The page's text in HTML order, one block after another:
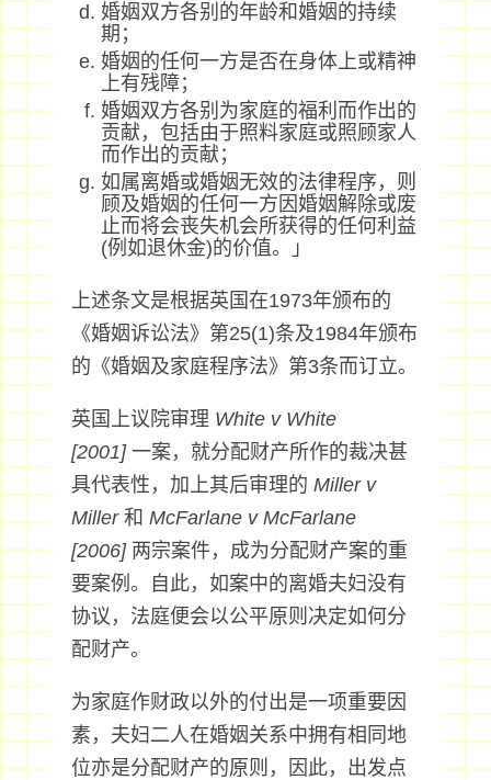
婚姻双方各别的年龄和婚姻的持续
期；
婚姻的任何一方是否在身体上或精神
上有残障；
婚姻双方各别为家庭的福利而作出的
贡献，包括由于照料家庭或照顾家人
而作出的贡献；
如属离婚或婚姻无效的法律程序，则
顾及婚姻的任何一方因婚姻解除或废
止而将会丧失机会所获得的任何利益
(例如退休金)的价值。」
上述条文是根据英国在1973年颁布的
《婚姻诉讼法》第25(1)条及1984年颁布
的《婚姻及家庭程序法》第3条而订立。
英国上议院审理 White v White
[2001]一案，就分配财产所作的裁决甚
具代表性，加上其后审理的 Miller v
Miller和 McFarlane v McFarlane
[2006]两宗案件，成为分配财产案的重
要案例。自此，如案中的离婚夫妇没有
协议，法庭便会以公平原则决定如何分
配财产。
为家庭作财政以外的付出是一项重要因
素，夫妇二人在婚姻关系中拥有相同地
位亦是分配财产的原则，因此，出发点